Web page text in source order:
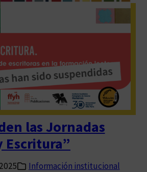
las Jornadas
Escritura”
Información institucional